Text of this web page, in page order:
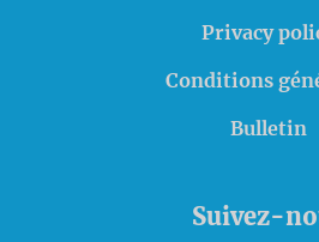
Privacy
Conditions
Bulletin
Suivez-